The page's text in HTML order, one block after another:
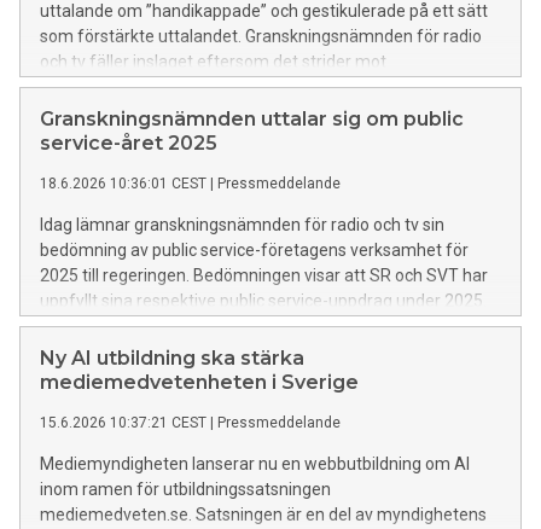
uttalande om ”handikappade” och gestikulerade på ett sätt
som förstärkte uttalandet. Granskningsnämnden för radio
och tv fäller inslaget eftersom det strider mot
bestämmelsen om televisionens särskilda genomslagskraft.
Granskningsnämnden uttalar sig om public
service-året 2025
18.6.2026 10:36:01 CEST Pressmeddelande
Idag lämnar granskningsnämnden för radio och tv sin
bedömning av public service-företagens verksamhet för
2025 till regeringen. Bedömningen visar att SR och SVT har
uppfyllt sina respektive public service-uppdrag under 2025.
SVT kritiseras dock fortsatt för bristande kvalitet i
textningen. UR har uppfyllt uppdraget utom i ett avseende
som gäller utbildningsutbudet för högskolan.
Ny AI utbildning ska stärka
mediemedvetenheten i Sverige
15.6.2026 10:37:21 CEST Pressmeddelande
Mediemyndigheten lanserar nu en webbutbildning om AI
inom ramen för utbildningssatsningen
mediemedveten.se. Satsningen är en del av myndighetens